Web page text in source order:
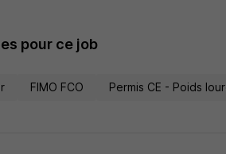
pour ce job
FIMO FCO Permis CE - Poids